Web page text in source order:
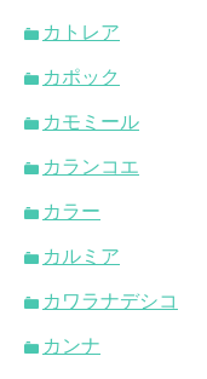
カトレア
カポック
カモミール
カランコエ
カラー
カルミア
カワラナデシコ
カンナ